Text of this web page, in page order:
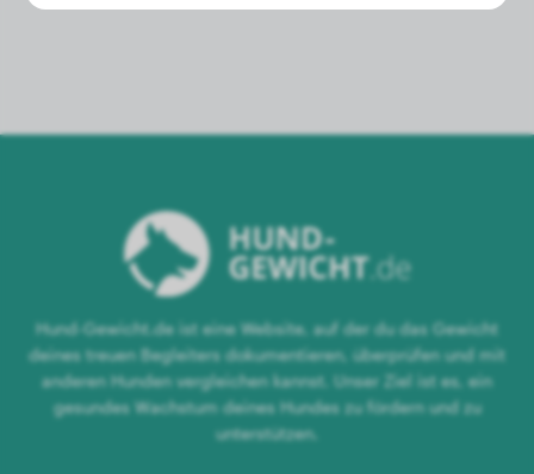
Hund-Gewicht.de ist eine Website, auf der du das Gewicht
deines treuen Begleiters dokumentieren, überprüfen und mit
anderen Hunden vergleichen kannst. Unser Ziel ist es, ein
gesundes Wachstum deines Hundes zu fördern und zu
unterstützen.